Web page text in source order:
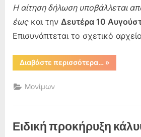
Η αίτηση δήλωση υποβάλλεται
έωςκαι την Δευτέρα 10
Επισυνάπτεται το σχετικό
Διαβάστε περισσότερα… “Προθεσμία
υποβολής
μόνιμο
κενές
οργανικές
»
Μονίμων
Ειδική προκήρυξη